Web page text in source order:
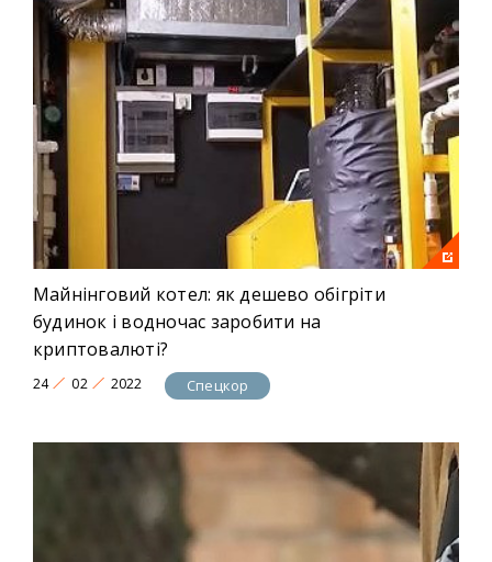
Майнінговий котел: як дешево обігріти
будинок і водночас заробити на
криптовалюті?
24 02 2022 Спецкор